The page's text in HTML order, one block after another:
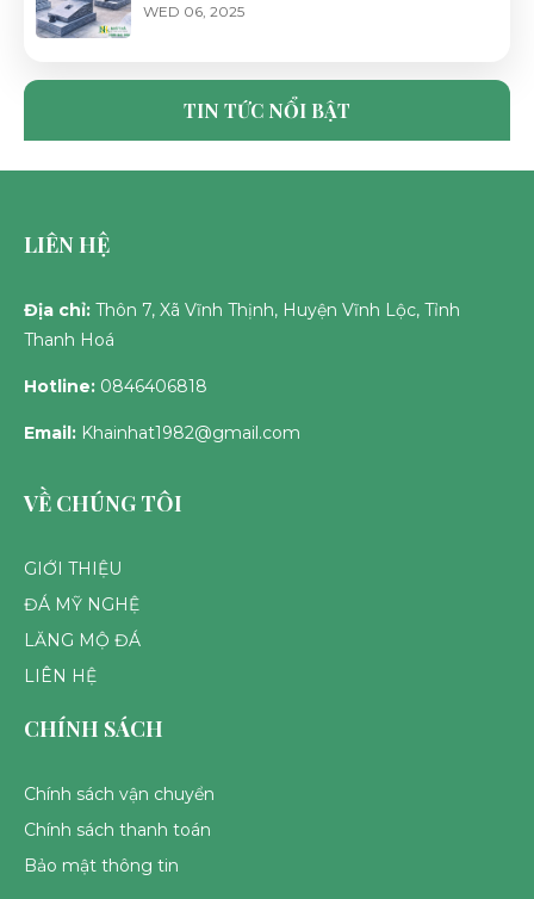
WED 06, 2025
THỦY - ĐÁ MỸ NGHỆ NHẬT HÀ
TIN TỨC NỔI BẬT
LIÊN HỆ
Địa chỉ: Thôn 7, Xã Vĩnh Thịnh, Huyện Vĩnh Lộc, Tỉnh
Thanh Hoá
Hotline: 0846406818
Email: Khainhat1982@gmail.com
VỀ CHÚNG TÔI
GIỚI THIỆU
ĐÁ MỸ NGHỆ
LĂNG MỘ ĐÁ
LIÊN HỆ
CHÍNH SÁCH
Chính sách vận chuyển
Chính sách thanh toán
Bảo mật thông tin